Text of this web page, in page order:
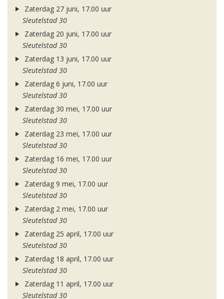
Zaterdag 27 juni, 17.00 uur
Sleutelstad 30
Zaterdag 20 juni, 17.00 uur
Sleutelstad 30
Zaterdag 13 juni, 17.00 uur
Sleutelstad 30
Zaterdag 6 juni, 17.00 uur
Sleutelstad 30
Zaterdag 30 mei, 17.00 uur
Sleutelstad 30
Zaterdag 23 mei, 17.00 uur
Sleutelstad 30
Zaterdag 16 mei, 17.00 uur
Sleutelstad 30
Zaterdag 9 mei, 17.00 uur
Sleutelstad 30
Zaterdag 2 mei, 17.00 uur
Sleutelstad 30
Zaterdag 25 april, 17.00 uur
Sleutelstad 30
Zaterdag 18 april, 17.00 uur
Sleutelstad 30
Zaterdag 11 april, 17.00 uur
Sleutelstad 30